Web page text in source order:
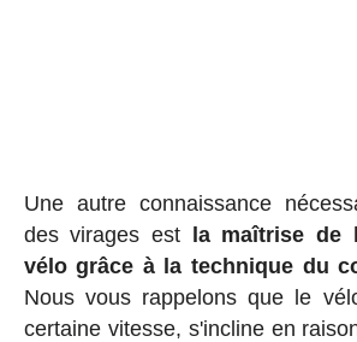
Une autre connaissance
des virages est la maîtrise de
vélo grâce à la technique du
Nous vous rappelons que le
certaine vitesse, s'incline en